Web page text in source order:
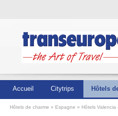
Accueil Citytrips Hôtels
Hôtels de charme Espagne Hôtels Valencia